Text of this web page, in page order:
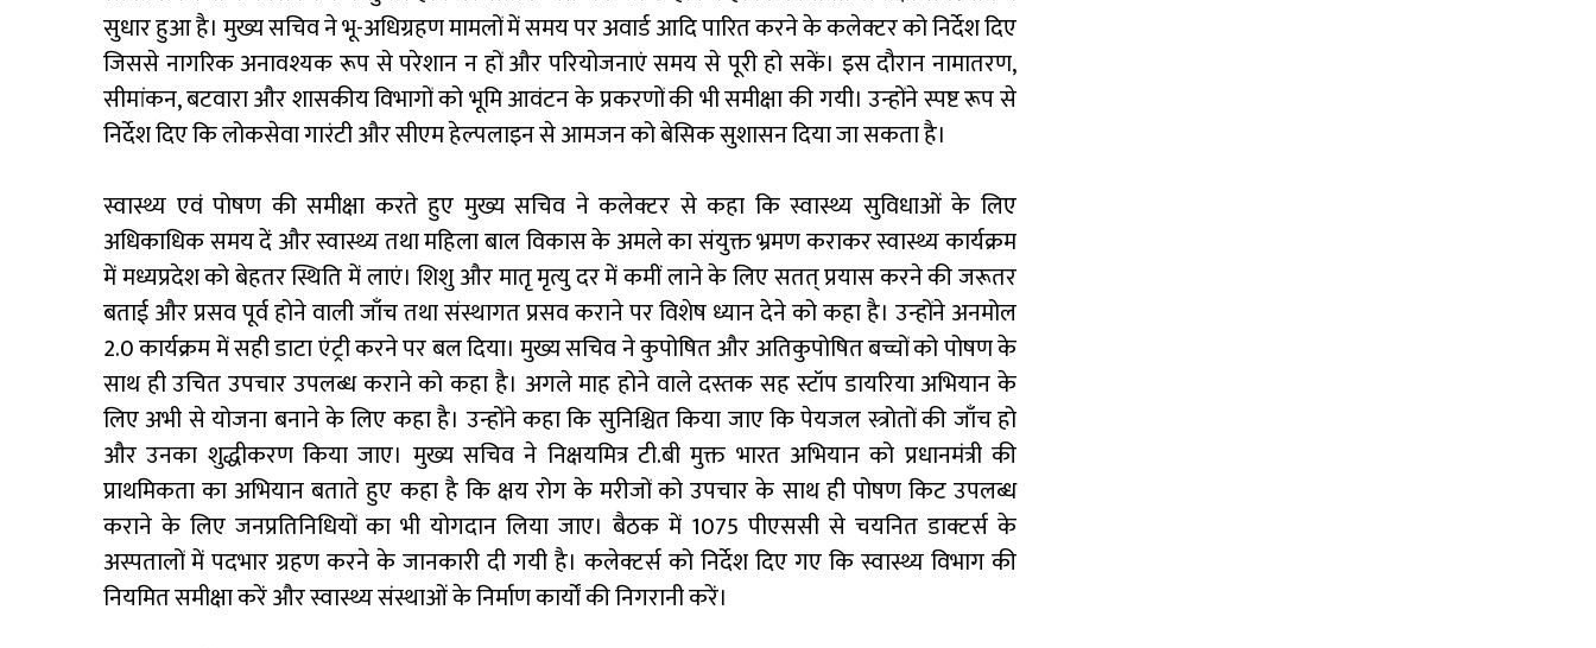
सुधार हुआ है। मुख्य सचिव ने भू-अधिग्रहण मामलों में समय पर अवार्ड आदि पारित करने के कलेक्टर को निर्देश दिए
जिससे नागरिक अनावश्यक रूप से परेशान न हों और परियोजनाएं समय से पूरी हो सकें। इस दौरान नामातरण,
सीमांकन, बटवारा और शासकीय विभागों को भूमि आवंटन के प्रकरणों की भी समीक्षा की गयी। उन्होंने स्पष्ट रूप से
निर्देश दिए कि लोकसेवा गारंटी और सीएम हेल्पलाइन से आमजन को बेसिक सुशासन दिया जा सकता है।
स्वास्थ्य एवं पोषण की समीक्षा करते हुए मुख्य सचिव ने कलेक्टर से कहा कि स्वास्थ्य सुविधाओं के लिए
अधिकाधिक समय दें और स्वास्थ्य तथा महिला बाल विकास के अमले का संयुक्त भ्रमण कराकर स्वास्थ्य कार्यक्रम
में मध्यप्रदेश को बेहतर स्थिति में लाएं। शिशु और मातृ मृत्यु दर में कमीं लाने के लिए सतत् प्रयास करने की जरूतर
बताई और प्रसव पूर्व होने वाली जाँच तथा संस्थागत प्रसव कराने पर विशेष ध्यान देने को कहा है। उन्होंने अनमोल
2.0 कार्यक्रम में सही डाटा एंट्री करने पर बल दिया। मुख्य सचिव ने कुपोषित और अतिकुपोषित बच्चों को पोषण के
साथ ही उचित उपचार उपलब्ध कराने को कहा है। अगले माह होने वाले दस्तक सह स्टॉप डायरिया अभियान के
लिए अभी से योजना बनाने के लिए कहा है। उन्होंने कहा कि सुनिश्चित किया जाए कि पेयजल स्त्रोतों की जाँच हो
और उनका शुद्धीकरण किया जाए। मुख्य सचिव ने निक्षयमित्र टी.बी मुक्त भारत अभियान को प्रधानमंत्री की
प्राथमिकता का अभियान बताते हुए कहा है कि क्षय रोग के मरीजों को उपचार के साथ ही पोषण किट उपलब्ध
कराने के लिए जनप्रतिनिधियों का भी योगदान लिया जाए। बैठक में 1075 पीएससी से चयनित डाक्टर्स के
अस्पतालों में पदभार ग्रहण करने के जानकारी दी गयी है। कलेक्टर्स को निर्देश दिए गए कि स्वास्थ्य विभाग की
नियमित समीक्षा करें और स्वास्थ्य संस्थाओं के निर्माण कार्यों की निगरानी करें।